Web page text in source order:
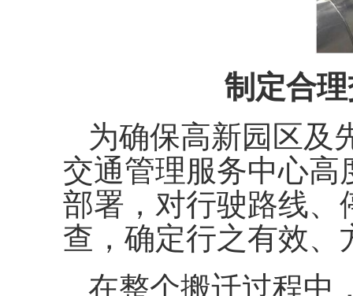
制定合
为确保高新园区及
交通管理服务中心高
部署，对行驶路线、
查，确定行之有效、
在整个搬迁过程中